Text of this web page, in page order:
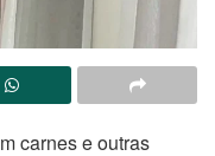
carnes e outras